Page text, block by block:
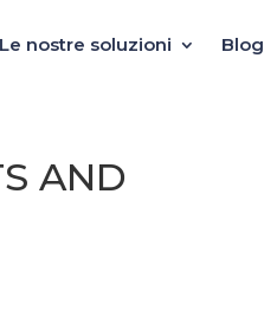
Le nostre soluzioni Blog
AND